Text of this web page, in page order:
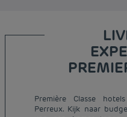
Première Classe
Perreux. Kijk naar
Goedkope hotels Parijs